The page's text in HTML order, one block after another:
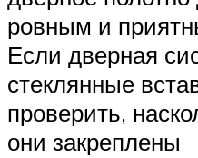
ровным и
Если дверная
стеклянные
проверить,
они закреплены